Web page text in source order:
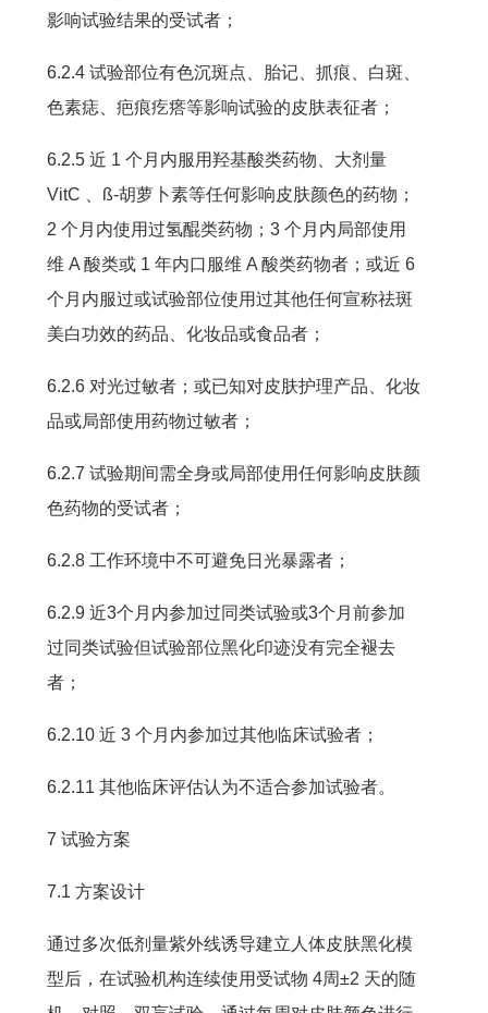
影响试验结果的受试者；
6.2.4 试验部位有色沉斑点、胎记、抓痕、白斑、
色素痣、疤痕疙瘩等影响试验的皮肤表征者；
6.2.5 近 1 个月内服用羟基酸类药物、大剂量
VitC 、ß-胡萝卜素等任何影响皮肤颜色的药物；
2 个月内使用过氢醌类药物；3 个月内局部使用
维 A 酸类或 1 年内口服维 A 酸类药物者；或近 6
个月内服过或试验部位使用过其他任何宣称祛斑
美白功效的药品、化妆品或食品者；
6.2.6 对光过敏者；或已知对皮肤护理产品、化妆
品或局部使用药物过敏者；
6.2.7 试验期间需全身或局部使用任何影响皮肤颜
色药物的受试者；
6.2.8 工作环境中不可避免日光暴露者；
6.2.9 近3个月内参加过同类试验或3个月前参加
过同类试验但试验部位黑化印迹没有完全褪去
者；
6.2.10 近 3 个月内参加过其他临床试验者；
6.2.11 其他临床评估认为不适合参加试验者。
7 试验方案
7.1 方案设计
通过多次低剂量紫外线诱导建立人体皮肤黑化模
型后，在试验机构连续使用受试物 4周±2 天的随